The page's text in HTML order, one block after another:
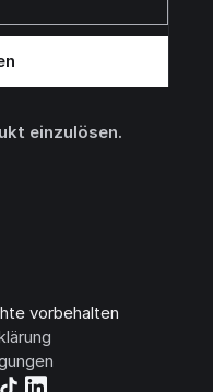
einzulösen.
vorbehalten